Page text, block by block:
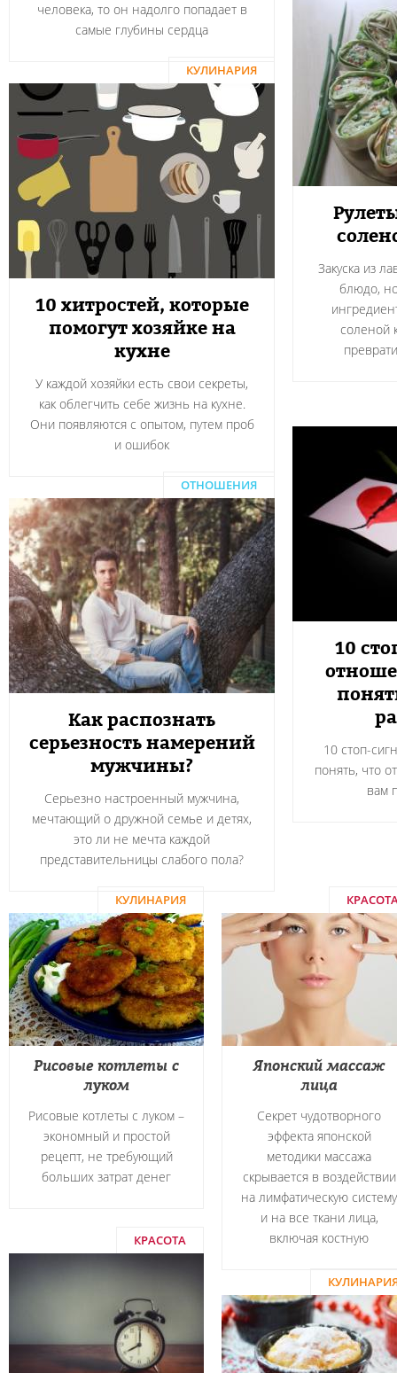
человека, то он надолго попадает в
самые глубины сердца
Закуска из
блюдо,
соленой
КУЛИНАРИЯ
10 хитростей, которые
помогут хозяйке на
кухне
У каждой хозяйки есть свои секреты,
как облегчить себе жизнь на кухне.
Они появляются с опытом, путем проб
и ошибок
10
10 стоп-
понять, что
вам
ОТНОШЕНИЯ
Как распознать
серьезность намерений
мужчины?
Серьезно настроенный мужчина,
мечтающий о дружной семье и детях,
это ли не мечта каждой
представительницы слабого пола?
КУЛИНАРИЯ
Рисовые котлеты с
луком
Рисовые котлеты с луком –
экономный и простой
рецепт, не требующий
больших затрат денег
Японский массаж
лица
Секрет чудотворного
эффекта японской
методики массажа
скрывается в воздействии
на лимфатическую систему
и на все ткани лица,
включая костную
КРАСОТА